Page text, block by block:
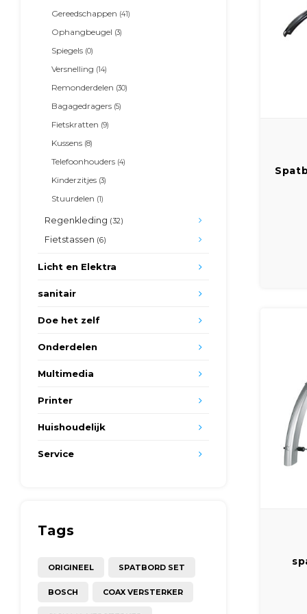
Gereedschappen (41)
Ophangbeugel (3)
Spiegels (0)
Versnelling (14)
Remonderdelen (30)
Bagagedragers (5)
Fietskratten (9)
Kussens (8)
Telefoonhouders (4)
Kinderzitjes (3)
Stuurdelen (1)
Regenkleding (32)
Fietstassen (6)
Licht en Elektra
sanitair
Doe het zelf
Onderdelen
Multimedia
Printer
Huishoudelijk
Service
Tags
ORIGINEEL SPATBORD SET
BOSCH COAX VERSTERKER